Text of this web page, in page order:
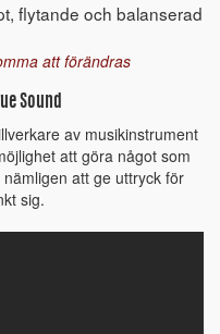
flytande och balanserad
att förändras
Sound
av musikinstrument
att göra något som
att ge uttryck för
sig.